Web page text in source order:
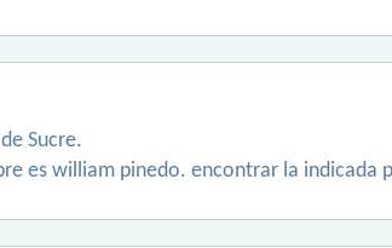
Sucre.
es william pinedo. encontrar la indicada